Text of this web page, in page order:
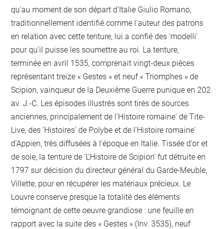
qu'au moment de son départ d'Italie Giulio Romano,
traditionnellement identifié comme l'auteur des patrons
en relation avec cette tenture, lui a confié des 'modelli'
pour qu'il puisse les soumettre au roi. La tenture,
terminée en avril 1535, comprenait vingt-deux pièces
représentant treize « Gestes » et neuf « Triomphes » de
Scipion, vainqueur de la Deuxième Guerre punique en 202
av. J.-C. Les épisodes illustrés sont tirés de sources
anciennes, principalement de l'Histoire romaine' de Tite-
Live, des 'Histoires' de Polybe et de l'Histoire romaine'
d'Appien, très diffusées à l'époque en Italie. Tissée d'or et
de soie, la tenture de 'L'Histoire de Scipion' fut détruite en
1797 sur décision du directeur général du Garde-Meuble,
Villette, pour en récupérer les matériaux précieux. Le
Louvre conserve presque la totalité des éléments
témoignant de cette oeuvre grandiose : une feuille en
rapport avec la suite des « Gestes » (Inv. 3535), neuf